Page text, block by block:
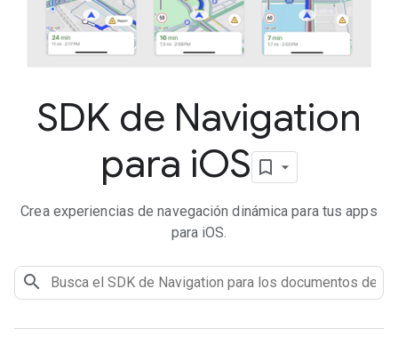
SDK de Navigation
para iOS
Crea experiencias de navegación dinámica para tus apps
para iOS.